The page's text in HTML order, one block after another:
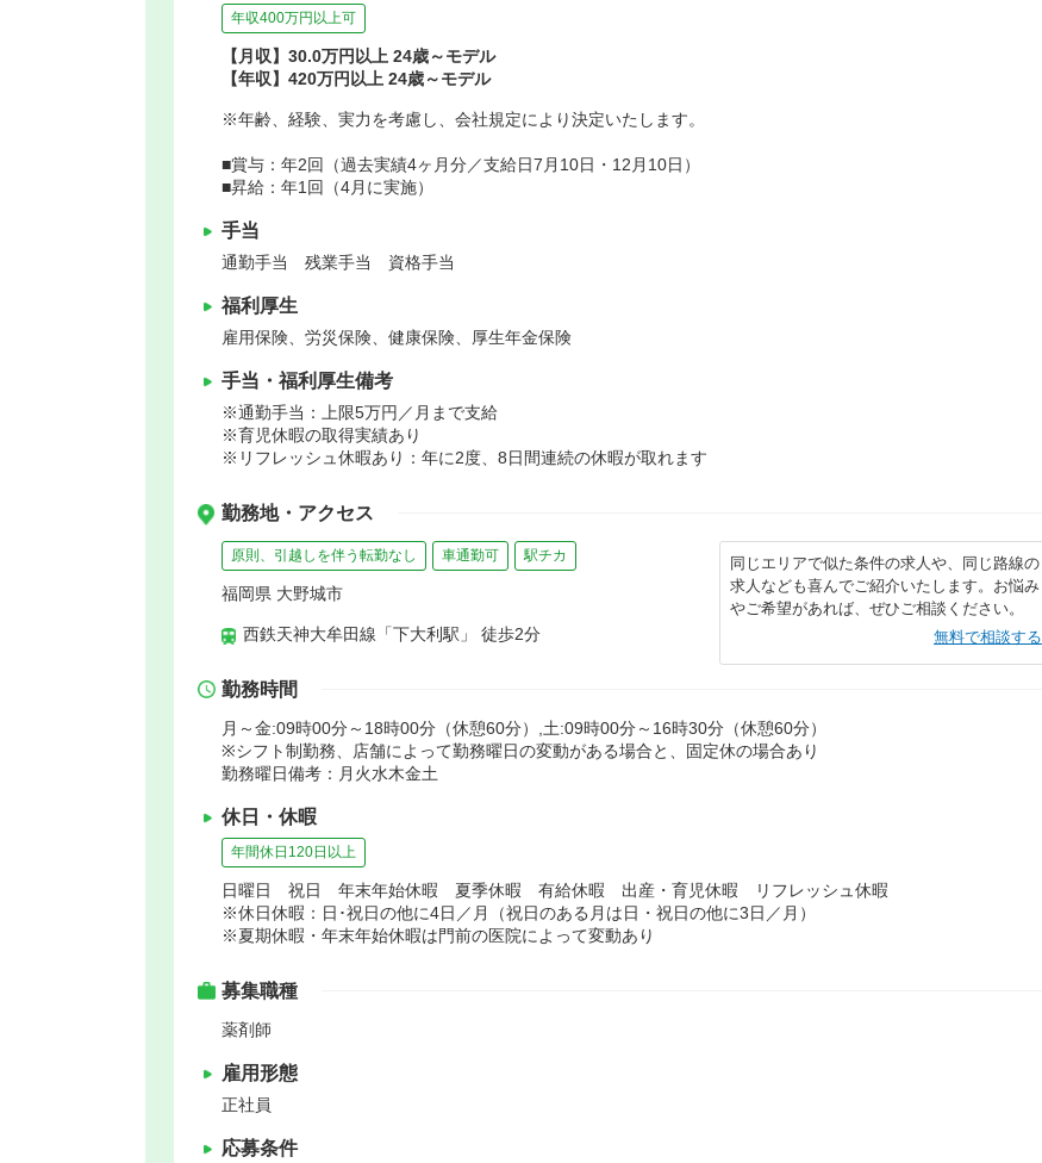
年収400万円以上可
【月収】30.0万円以上 24歳～モデル
【年収】420万円以上 24歳～モデル
※年齢、経験、実力を考慮し、会社規定により決定いたします。
■賞与：年2回（過去実績4ヶ月分／支給日7月10日・12月10日）
■昇給：年1回（4月に実施）
手当
通勤手当 残業手当 資格手当
福利厚生
雇用保険、労災保険、健康保険、厚生年金保険
手当・福利厚生備考
※通勤手当：上限5万円／月まで支給
※育児休暇の取得実績あり
※リフレッシュ休暇あり：年に2度、8日間連続の休暇が取れます
勤務地・アクセス
原則、引越しを伴う転勤なし 車通勤可 駅チカ
福岡県 大野城市
西鉄天神大牟田線「下大利駅」 徒歩2分
同じエリアで似た条件の求人や、同じ路線の
求人なども喜んでご紹介いたします。お悩み
やご希望があれば、ぜひご相談ください。
無料で相談する
勤務時間
月～金:09時00分～18時00分（休憩60分）,土:09時00分～16時30分（休憩60分）
※シフト制勤務、店舗によって勤務曜日の変動がある場合と、固定休の場合あり
勤務曜日備考：月火水木金土
休日・休暇
年間休日120日以上
日曜日 祝日 年末年始休暇 夏季休暇 有給休暇 出産・育児休暇 リフレッシュ休暇
※休日休暇：日･祝日の他に4日／月（祝日のある月は日・祝日の他に3日／月）
※夏期休暇・年末年始休暇は門前の医院によって変動あり
募集職種
薬剤師
雇用形態
正社員
応募条件